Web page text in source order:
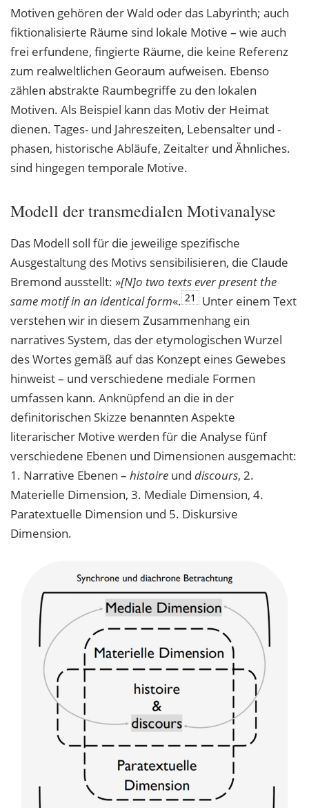
Motiven gehören der Wald oder das Labyrinth; auch
fiktionalisierte Räume sind lokale Motive – wie auch
frei erfundene, fingierte Räume, die keine Referenz
zum realweltlichen Georaum aufweisen. Ebenso
zählen abstrakte Raumbegriffe zu den lokalen
Motiven. Als Beispiel kann das Motiv der Heimat
dienen. Tages- und Jahreszeiten, Lebensalter und -
phasen, historische Abläufe, Zeitalter und Ähnliches.
sind hingegen temporale Motive.
Modell der transmedialen Motivanalyse
Das Modell soll für die jeweilige spezifische
Ausgestaltung des Motivs sensibilisieren, die Claude
Bremond ausstellt: »[N]o two texts ever present the
same motif in an identicalform«. 21
Unter einem Text
verstehen wir in diesem Zusammenhang ein
narratives System, das der etymologischen Wurzel
des Wortes gemäß auf das Konzept eines Gewebes
hinweist – und verschiedene mediale Formen
umfassen kann. Anknüpfend an die in der
definitorischen Skizze benannten Aspekte
literarischer Motive werden für die Analyse fünf
verschiedene Ebenen und Dimensionen ausgemacht:
1. Narrative Ebenen – histoire und discours, 2.
Materielle Dimension, 3. Mediale Dimension, 4.
Paratextuelle Dimension und 5. Diskursive
Dimension.